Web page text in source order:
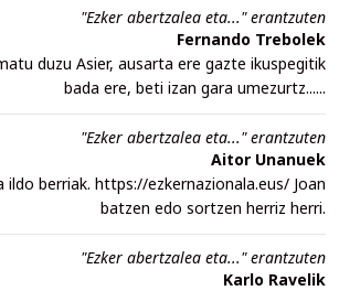
"Ezker abertzalea eta..." erantzuten
Fernando Trebolek
duzu Asier, ausarta ere gazte ikuspegitik
bada ere, beti izan gara umezurtz......
"Ezker abertzalea eta..." erantzuten
Aitor Unanuek
ildo berriak. https://ezkernazionala.eus/ Joan
batzen edo sortzen herriz herri.
"Ezker abertzalea eta..." erantzuten
Karlo Ravelik